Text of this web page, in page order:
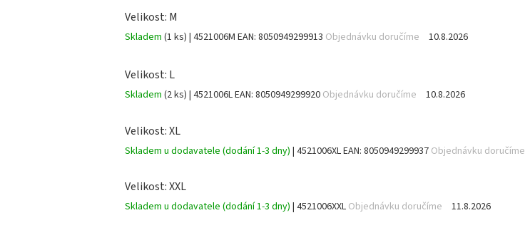
Velikost: M
Skladem (1 ks) | 4521006M EAN: 8050949299913 Objednávku doručíme 10.8.2026
Velikost: L
Skladem (2 ks) | 4521006LEAN: 8050949299920 Objednávku doručíme 10.8.2026
Velikost: XL
Skladem u dodavatele (dodání 1-3 dny) | 4521006XLEAN: 8050949299937 Objednávku doručíme
Velikost: XXL
Skladem u dodavatele (dodání 1-3 dny) | 4521006XXL Objednávku doručíme 11.8.2026